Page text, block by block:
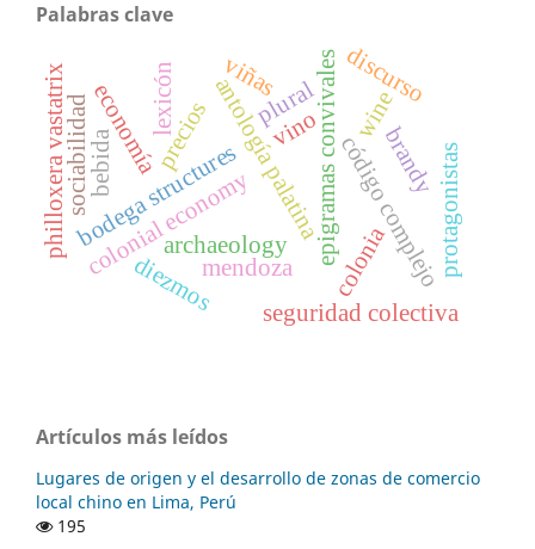
Palabras clave
epigramas convivales
antología palatina
vino
código complejo
plural wine
brandy
bodega structures
colonial economy
archaeology colonia
precios
economía
diezmosmendoza protagonistas
viñas
philloxera vastatrix discurso
lexicón
sociabilidadbebida
seguridad colectiva
Artículos más leídos
Lugares de origen y el desarrollo de zonas de comercio
local chino en Lima, Perú
195